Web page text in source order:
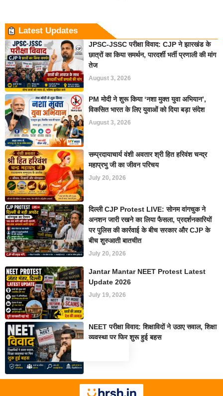
Latest Updates
JPSC-JSSC परीक्षा विवाद: CJP ने झारखंड के
छात्रों का किया समर्थन, पारदर्शी भर्ती प्रणाली की मांग
तेज
August 3, 2026
PM मोदी ने शुरू किया ‘नशा मुक्त युवा अभियान’,
विकसित भारत के लिए युवाओं को दिया बड़ा संदेश
August 3, 2026
सम्प्रदायाचार्य वंशी अवतार श्री हित हरिवंश चन्द्र
महाप्रभु जी का जीवन परिचय
July 20, 2026
दिल्ली CJP Protest LIVE: सोनम वांगचुक ने
अनशन जारी रखने का लिया फैसला, प्रदर्शनकारियों
पर पुलिस की कार्रवाई के बीच सरकार और CJP के
बीच शुरुआती बातचीत
July 20, 2026
Jantar Mantar NEET Protest Latest
Update 2026
July 19, 2026
NEET परीक्षा विवाद: शिक्षाविदों ने उठाए सवाल, शिक्षा
व्यवस्था पर फिर शुरू हुई बहस